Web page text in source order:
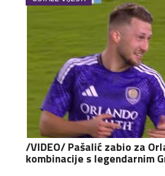
/VIDEO/ Pašalić zabio za
kombinacije s legendarnim